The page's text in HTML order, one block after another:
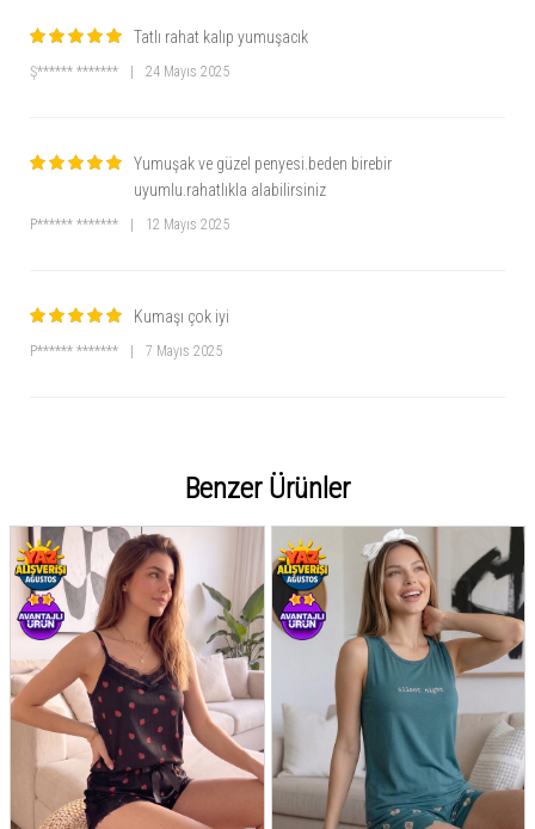
Tatlı rahat kalıp yumuşacık
Ş****** ******* 24 Mayıs 2025
Yumuşak ve güzel penyesi.beden birebir
uyumlu.rahatlıkla alabilirsiniz
P****** ******* 12 Mayıs 2025
Kumaşı çok iyi
P****** ******* 7 Mayıs 2025
Benzer Ürünler